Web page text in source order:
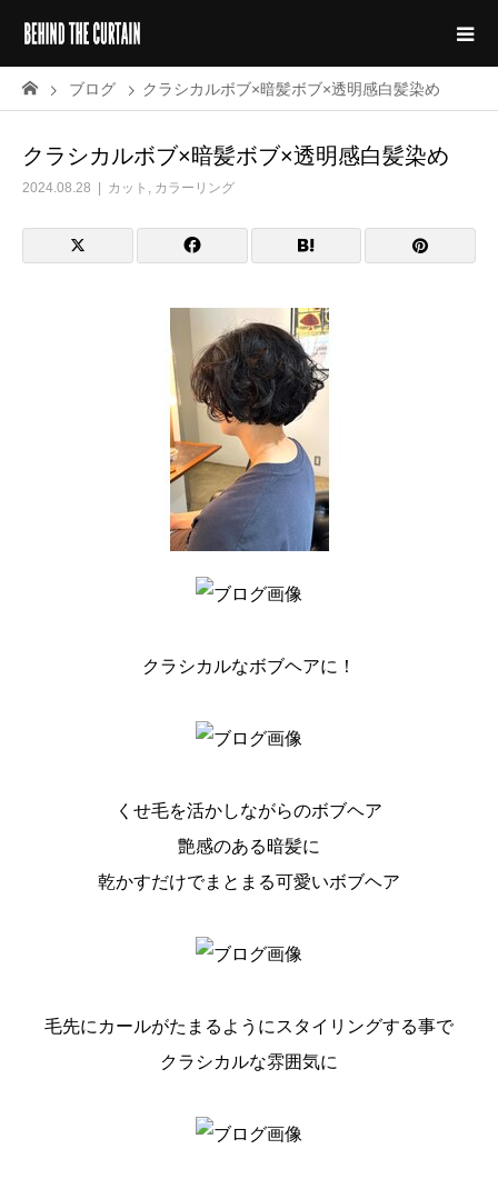
ブログ クラシカルボブ×暗髪ボブ×透明感白髪染め
クラシカルボブ×暗髪ボブ×透明感白髪染め
2024.08.28 カット , カラーリング
クラシカルなボブヘアに！
くせ毛を活かしながらのボブヘア
艶感のある暗髪に
乾かすだけでまとまる可愛いボブヘア
毛先にカールがたまるようにスタイリングする事で
クラシカルな雰囲気に